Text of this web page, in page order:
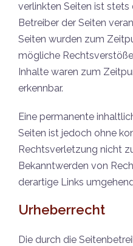
verlinkten Seiten ist
Betreiber der Seiten
Seiten wurden zum
mögliche
Inhalte waren zum
erkennbar.
Eine permanente
Seiten ist jedoch ohne
Rechtsverletzung nicht
Bekanntwerden von
derartige Links
Urheberrecht
Die durch die